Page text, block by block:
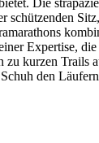
schützenden
Expertise,
zu kurzen Trails
den